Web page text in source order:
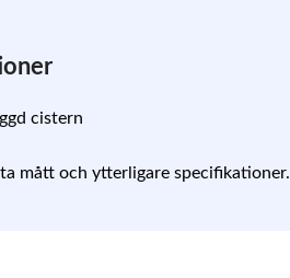
cistern
mått och ytterligare specifikationer.